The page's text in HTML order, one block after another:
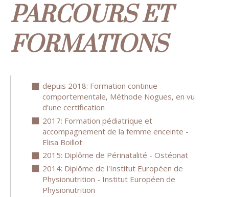
PARCOURS ET
FORMATIONS
depuis 2018: Formation continue
comportementale, Méthode Nogues, en vu
d'une certification
2017: Formation pédiatrique et
accompagnement de la femme enceinte -
Elisa Boillot
2015: Diplôme de Périnatalité - Ostéonat
2014: Diplôme de l'Institut Européen de
Physionutrition - Institut Européen de
Physionutrition